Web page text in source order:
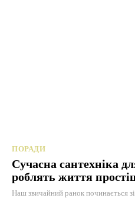
ПОРАДИ
Сучасна сантехніка
роблять життя
Наш звичайний ранок починається